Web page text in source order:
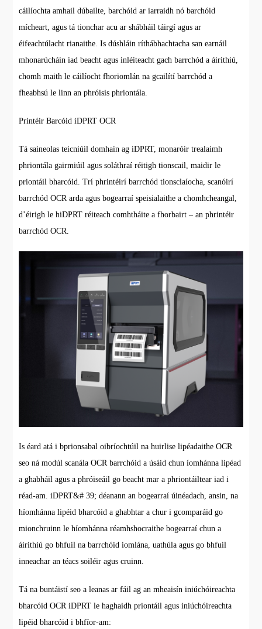
cáilíochta amhail dúbailte, barchóid ar iarraidh nó barchóid
mícheart, agus tá tionchar acu ar shábháil táirgí agus ar
éifeachtúlacht rianaithe. Is dúshláin ríthábhachtacha san earnáil
mhonarúcháin iad beacht agus inléiteacht gach barrchód a áirithiú,
chomh maith le cáilíocht fhoriomlán na gcailítí barrchód a
fheabhsú le linn an phróisis phriontála.
Printéir Barcóid iDPRT OCR
Tá saineolas teicniúil domhain ag iDPRT, monaróir trealaimh
phriontála gairmiúil agus soláthraí réitigh tionscail, maidir le
priontáil bharcóid. Trí phrintéirí barrchód tionsclaíocha, scanóirí
barrchód OCR arda agus bogearraí speisialaithe a chomhcheangal,
d’éirigh le hiDPRT réiteach comhtháite a fhorbairt – an phrintéir
barrchód OCR.
Is éard atá i bprionsabal oibríochtúil na huirlise lipéadaithe OCR
seo ná modúl scanála OCR barrchóid a úsáid chun íomhánna lipéad
a ghabháil agus a phróiseáil go beacht mar a phriontáiltear iad i
réad-am. iDPRT&# 39; déanann an bogearraí úinéadach, ansin, na
híomhánna lipéid bharcóid a ghabhtar a chur i gcomparáid go
mionchruinn le híomhánna réamhshocraithe bogearraí chun a
áirithiú go bhfuil na barrchóid iomlána, uathúla agus go bhfuil
inneachar an téacs soiléir agus cruinn.
Tá na buntáistí seo a leanas ar fáil ag an mheaisín iniúchóireachta
bharcóid OCR iDPRT le haghaidh priontáil agus iniúchóireachta
lipéid bharcóid i bhfíor-am: